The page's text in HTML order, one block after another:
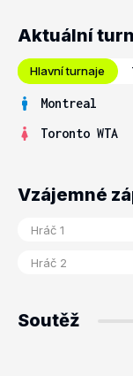
Aktuální
Hlavní turnaje
Montreal
Toronto WTA
Vzájemné
Soutěž